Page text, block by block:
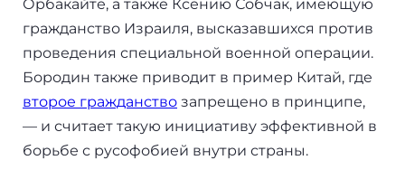
Орбакайте, а также Ксению Собчак, имеющую
гражданство Израиля, высказавшихся против
проведения специальной военной операции.
Бородин также приводит в пример Китай, где
второе гражданство запрещено в принципе,
— и считает такую инициативу эффективной в
борьбе с русофобией внутри страны.
Whatsapp Telegram
Словакия
Америка
Аргентина